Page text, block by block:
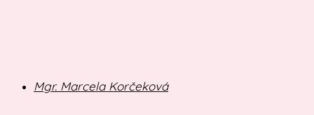
Mgr. Marcela Korčeková